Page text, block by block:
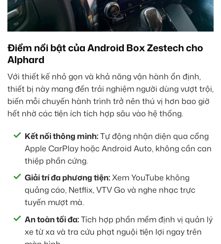
Điểm nổi bật của Android Box Zestech cho
Alphard
Với thiết kế nhỏ gọn và khả năng vận hành ổn định,
thiết bị này mang đến trải nghiệm người dùng vượt trội,
biến mỗi chuyến hành trình trở nên thú vị hơn bao giờ
hết nhờ các tiện ích tích hợp sâu vào hệ thống.
Kết nối thông minh:Tự động nhận diện qua cổng
Apple CarPlay hoặc Android Auto, không cần can
thiệp phần cứng.
Giải trí đa phương tiện:Xem YouTube không
quảng cáo, Netflix, VTV Go và nghe nhạc trực
tuyến mượt mà.
An toàn tối đa:Tích hợp phần mềm định vị quản lý
xe từ xa và tra cứu phạt nguội tiện lợi ngay trên